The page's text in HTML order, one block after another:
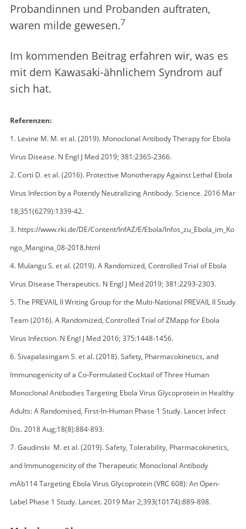
Probandinnen und Probanden auftraten,
waren milde gewesen.7
Im kommenden Beitrag erfahren wir, was es
mit dem Kawasaki-ähnlichem Syndrom auf
sich hat.
Referenzen:
1. Levine M. M. et al. (2019). Monoclonal Antibody Therapy for Ebola
Virus Disease. N Engl J Med 2019; 381:2365-2366.
2. Corti D. et al. (2016). Protective Monotherapy Against Lethal Ebola
Virus Infection by a Potently Neutralizing Antibody. Science. 2016 Mar
18;351(6279):1339-42.
3. https://www.rki.de/DE/Content/InfAZ/E/Ebola/Infos_zu_Ebola_im_Ko
ngo_Mangina_08-2018.html
4. Mulangu S. et al. (2019). A Randomized, Controlled Trial of Ebola
Virus Disease Therapeutics. N Engl J Med 2019; 381:2293-2303.
5. The PREVAIL II Writing Group for the Multi-National PREVAIL II Study
Team (2016). A Randomized, Controlled Trial of ZMapp for Ebola
Virus Infection. N Engl J Med 2016; 375:1448-1456.
6. Sivapalasingam S. et al. (2018). Safety, Pharmacokinetics, and
Immunogenicity of a Co-Formulated Cocktail of Three Human
Monoclonal Antibodies Targeting Ebola Virus Glycoprotein in Healthy
Adults: A Randomised, First-In-Human Phase 1 Study. Lancet Infect
Dis. 2018 Aug;18(8):884-893.
7. Gaudinski M. et al. (2019). Safety, Tolerability, Pharmacokinetics,
and Immunogenicity of the Therapeutic Monoclonal Antibody
mAb114 Targeting Ebola Virus Glycoprotein (VRC 608): An Open-
Label Phase 1 Study. Lancet. 2019 Mar 2;393(10174):889-898.